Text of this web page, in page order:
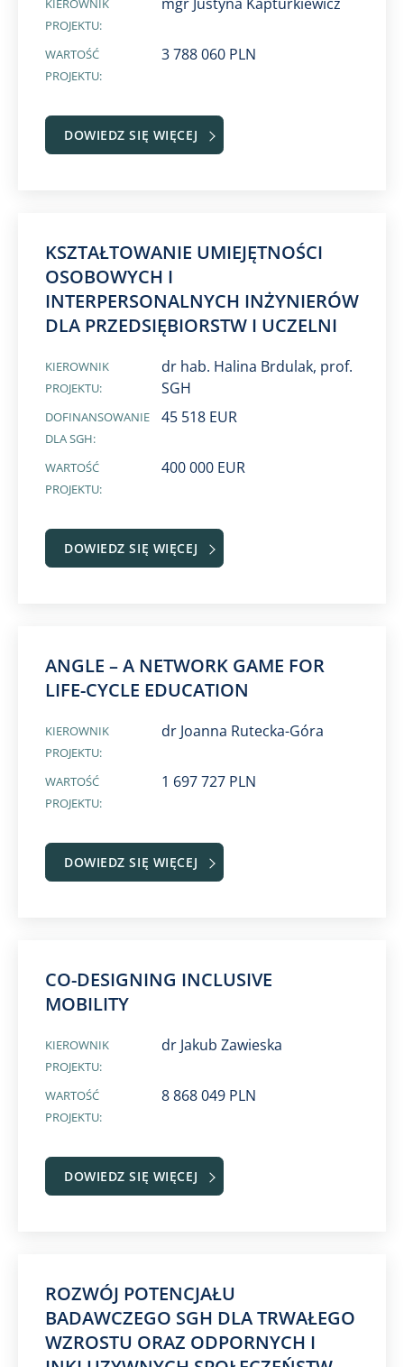
KIEROWNIK
PROJEKTU:
WARTOŚĆ
PROJEKTU:
3 788 060 PLN
DOWIEDZ SIĘ WIĘCEJ
KSZTAŁTOWANIE UMIEJĘTNOŚCI
OSOBOWYCH I
INTERPERSONALNYCH INŻYNIERÓW
DLA PRZEDSIĘBIORSTW I UCZELNI
KIEROWNIK
PROJEKTU:
dr hab. Halina Brdulak, prof.
SGH
DOFINANSOWANIE
DLA SGH:
45 518 EUR
WARTOŚĆ
PROJEKTU:
400 000 EUR
DOWIEDZ SIĘ WIĘCEJ
ANGLE – A NETWORK GAME FOR
LIFE-CYCLE EDUCATION
KIEROWNIK
PROJEKTU:
dr Joanna Rutecka-Góra
WARTOŚĆ
PROJEKTU:
1 697 727 PLN
DOWIEDZ SIĘ WIĘCEJ
CO-DESIGNING INCLUSIVE
MOBILITY
KIEROWNIK
PROJEKTU:
dr Jakub Zawieska
WARTOŚĆ
PROJEKTU:
8 868 049 PLN
DOWIEDZ SIĘ WIĘCEJ
ROZWÓJ POTENCJAŁU
BADAWCZEGO SGH DLA TRWAŁEGO
WZROSTU ORAZ ODPORNYCH I